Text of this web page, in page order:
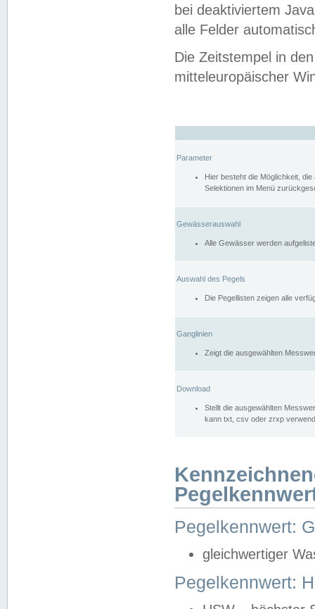
bei deaktiviertem
alle Felder
Die Zeitstempel in
mitteleuropäischer
Parameter
Hier besteht die Möglichkeit,
Selektionen im Menü
Gewässerauswahl
Alle Gewässer werden
Auswahl des Pegels
Die Pegellisten zeigen alle
Ganglinien
Zeigt die ausgewählten
Download
Stellt die ausgewählten
kann txt, csv oder zrxp
Pegelkennwert:
gleichwertiger
Pegelkennwert: